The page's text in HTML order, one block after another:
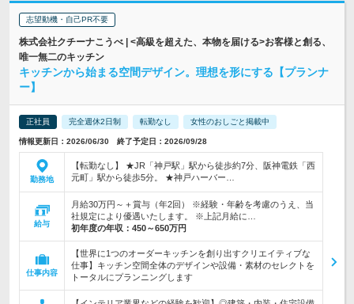
志望動機・自己PR不要
株式会社クチーナこうべ | <高級を超えた、本物を届ける>お客様と創る、
唯一無二のキッチン
キッチンから始まる空間デザイン。理想を形にする【プランナ
ー】
正社員 完全週休2日制 転勤なし 女性のおしごと掲載中
情報更新日：2026/06/30 終了予定日：2026/09/28
勤務地
【転勤なし】 ★JR「神戸駅」駅から徒歩約7分、阪神電鉄「西
元町」駅から徒歩5分。 ★神戸ハーバー…
給与
月給30万円～＋賞与（年2回） ※経験・年齢を考慮のうえ、当
社規定により優遇いたします。 ※上記月給に…
初年度の年収： 450～650万円
仕事内容
【世界に1つのオーダーキッチンを創り出すクリエイティブな
仕事】キッチン空間全体のデザインや設備・素材のセレクトを
トータルにプランニングします